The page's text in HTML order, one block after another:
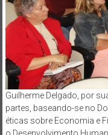
Guilherme Delgado, por
partes, baseando-se no
éticas sobre Economia e
o Desenvolvimento